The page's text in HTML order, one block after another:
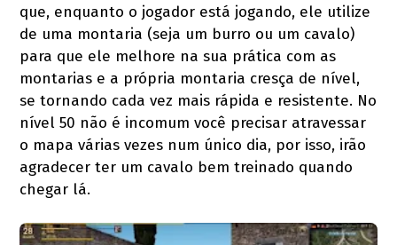
que, enquanto o jogador está jogando, ele utilize
de uma montaria (seja um burro ou um cavalo)
para que ele melhore na sua prática com as
montarias e a própria montaria cresça de nível,
se tornando cada vez mais rápida e resistente. No
nível 50 não é incomum você precisar atravessar
o mapa várias vezes num único dia, por isso, irão
agradecer ter um cavalo bem treinado quando
chegar lá.